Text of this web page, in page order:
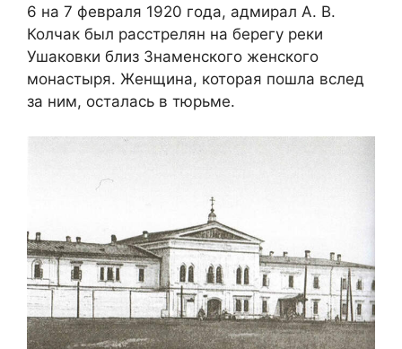
6 на 7 февраля 1920 года, адмирал А. В.
Колчак был расстрелян на берегу реки
Ушаковки близ Знаменского женского
монастыря. Женщина, которая пошла вслед
за ним, осталась в тюрьме.